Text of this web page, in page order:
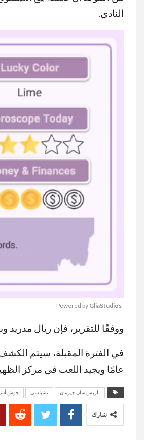
النادي.
MUTE
Powered by GliaStudios
ووفقًا للتقرير، فإن ريال مدريد وباريس
عامًا ويجيد اللعب في مركز
باريس سان جيرمان تشيلسى جوش
شارك